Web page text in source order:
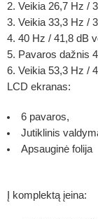
Veikia 26,7 Hz /
Veikia 33,3 Hz /
40 Hz / 41,8 dB
Pavaros dažnis
Veikia 53,3 Hz /
LCD ekranas:
6 pavaros,
Jutiklinis
Apsauginė folija
Į komplektą įeina: